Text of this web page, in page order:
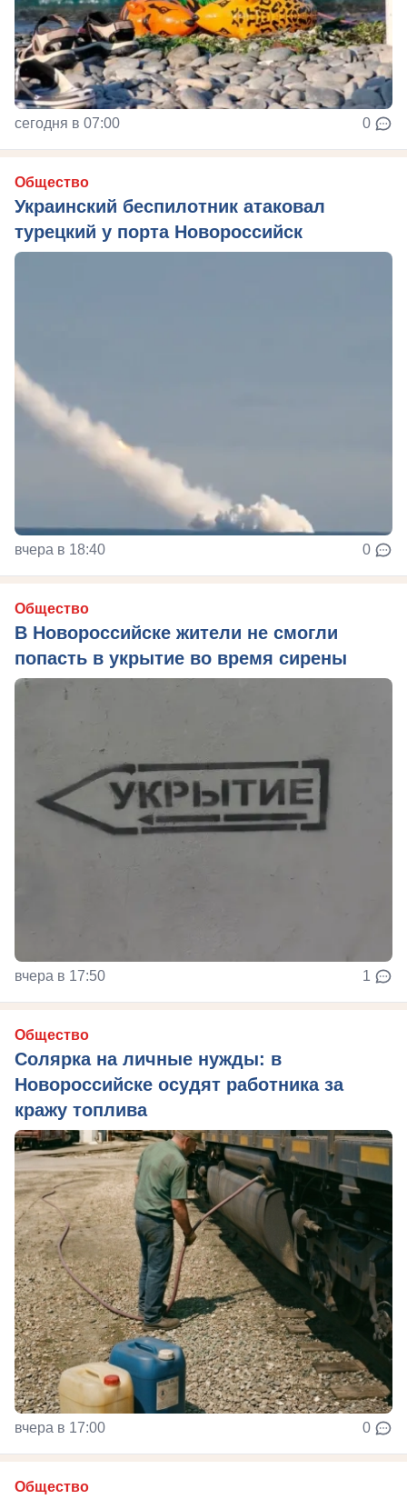
сегодня в 07:00 0
Общество
Украинский беспилотник атаковал
турецкий у порта Новороссийск
вчера в 18:40 0
Общество
В Новороссийске жители не смогли
попасть в укрытие во время сирены
вчера в 17:50 1
Общество
Солярка на личные нужды: в
Новороссийске осудят работника за
кражу топлива
вчера в 17:00 0
Общество